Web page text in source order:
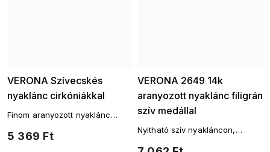
VERONA Szívecskés
nyaklánc cirkóniákkal
5 369 Ft
Finom aranyozott nyaklánc
VERONA 2649 14k
aranyozott nyaklánc filigrán
szív medállal
Nyitható szív nyakláncon,